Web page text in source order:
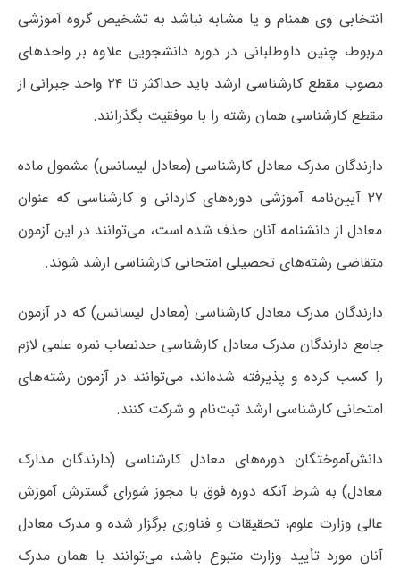
انتخابی وی همنام و یا مشابه نباشد به تشخیص گروه آموزشی
مربوط، چنین داوطلبانی در دوره دانشجویی علاوه بر واحدهای
مصوب مقطع کارشناسی ‌ارشد باید حداکثر تا ۲۴ واحد جبرانی از
مقطع کارشناسی همان رشته را با موفقیت بگذرانند.
دارندگان مدرک معادل کارشناسی (معادل لیسانس) مشمول ماده
۲۷ آیین‌نامه آموزشی دوره‌های کاردانی و کارشناسی که عنوان
معادل از دانشنامه آنان حذف شده است، می‌توانند در این آزمون
متقاضی رشته‌های تحصیلی امتحانی کارشناسی ارشد شوند.
دارندگان مدرک معادل کارشناسی (معادل لیسانس) که در آزمون
جامع دارندگان مدرک معادل کارشناسی حدنصاب نمره علمی لازم
را کسب کرده و پذیرفته شده‌اند، می‌توانند در آزمون رشته‌های
امتحانی کارشناسی ارشد ثبت‌نام و شرکت کنند.
دانش‌آموختگان دوره‌های معادل کارشناسی (دارندگان مدارک
معادل) به شرط آنکه دوره فوق با مجوز شورای گسترش آموزش
عالی وزارت علوم، تحقیقات و فناوری برگزار شده و مدرک معادل
آنان مورد تأیید وزارت متبوع باشد، می‌توانند با همان مدرک